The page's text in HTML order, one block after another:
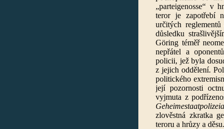
„parteigenosse“ v
teror je zapotřebí
určitých
důsledku
Göring téměř
nepřátel a
policii, jež byla
z jejich oddělení.
politického
její pozornosti
vyjmuta z
zlověstná zkratka
teroru a hrůzy a děsu.